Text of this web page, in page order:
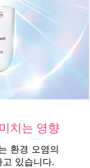
치는 영향
환경 오염의
있습니다.